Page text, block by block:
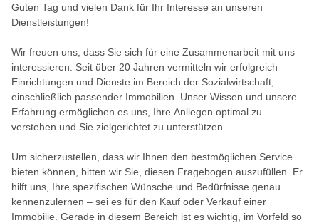
Guten Tag und vielen Dank für Ihr Interesse an unseren
Dienstleistungen!
Wir freuen uns, dass Sie sich für eine Zusammenarbeit mit uns
interessieren. Seit über 20 Jahren vermitteln wir erfolgreich
Einrichtungen und Dienste im Bereich der Sozialwirtschaft,
einschließlich passender Immobilien. Unser Wissen und unsere
Erfahrung ermöglichen es uns, Ihre Anliegen optimal zu
verstehen und Sie zielgerichtet zu unterstützen.
Um sicherzustellen, dass wir Ihnen den bestmöglichen Service
bieten können, bitten wir Sie, diesen Fragebogen auszufüllen. Er
hilft uns, Ihre spezifischen Wünsche und Bedürfnisse genau
kennenzulernen – sei es für den Kauf oder Verkauf einer
Immobilie. Gerade in diesem Bereich ist es wichtig, im Vorfeld so